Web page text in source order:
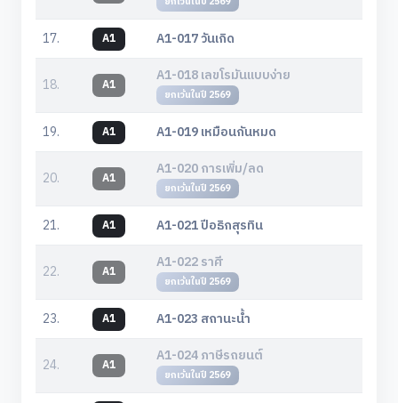
17. A1 A1-017 วันเกิด
18. A1 A1-018 เลขโรมันแบบง่าย
ยกเว้นในปี 2569
19. A1 A1-019 เหมือนกันหมด
20. A1 A1-020 การเพิ่ม/ลด
ยกเว้นในปี 2569
21. A1 A1-021 ปีอธิกสุรทิน
22. A1 A1-022 ราศี
ยกเว้นในปี 2569
23. A1 A1-023 สถานะน้ำ
24. A1 A1-024 ภาษีรถยนต์
ยกเว้นในปี 2569